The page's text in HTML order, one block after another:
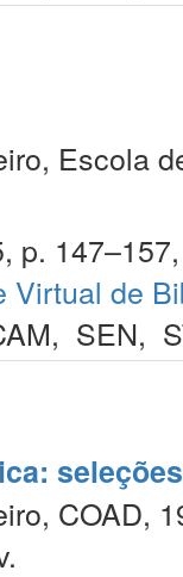
Escola
p.
Virtual de
, SEN,
COAD,